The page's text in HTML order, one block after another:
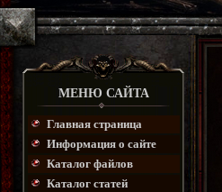
МЕНЮ САЙТА
Главная страница
Информация о сайте
Каталог файлов
Каталог статей